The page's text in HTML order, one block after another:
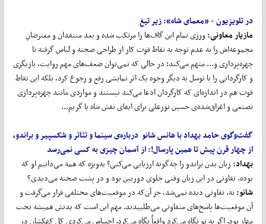
در تلویزیون - «معمای شاه»:زیر تیغ
مازیار معاونی:ورزی تمام این گاف‌ها را مرتکب شده و بعد منتقدان و معترضانِ
مجموعه‌اش را به عدم توجه به نقاط قوت کار از طراحی صحنه و لباس گرفته تا
چهره‌پردازی و... متهم می‌کند؛ در حالی که نمی‌توان ضعف‌های مهم روایت، بازیگری
و کارگردانی را با توسل به دیگر وجوه یک اثر نمایشی رفع و رجوع کرد، بلکه این نقاط
قوت هم در اندازه‌ای که کارگردان ادعا می‌کند نیستند و مواردی مانند چهره‌پردازی
تصنعی و اغراق‌شده‌ی حسین نورعلی برای ایفای نقش شاه یا گریم...
گفتوگوی حامد بهداد با هانس شانو درباره‌ی سینما و تئاتر و شکسپیر و براندو،
از چهار قرن پیش تا همین پارسال!:از آسمان چیزی به کسی نمیرسد
بهداد:زبان بدن براندو را چه‌گونه ارزیابی می‌کنی؟ به‌ویژه که همه می‌دانیم او که
بوده. تفاوتی در این زبان وقتی جلوی دوربین بود و در پشت صحنه می‌دیدی؟
شانو:نه. تفاوتی دیده نمی‌شد، جز آن‌که در موقعیت‌های مختلفی قرار می‌گرفت و
آن موقعیت‌ها پاسخ‌های متفاوتی می‌طلبیدند. مهم این است که بدنش همیشه تحت
مهار بود. اگر به تو نگاه می‌کرد واقعاً نگاه می‌کرد. احساس می‌کردی کل کهکشان در